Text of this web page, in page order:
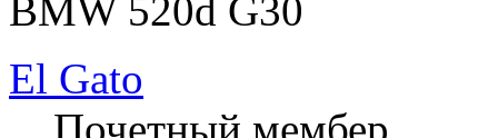
BMW 520d G30
El Gato